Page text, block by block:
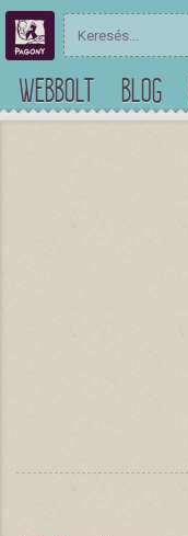
WEBBOLT BLOG